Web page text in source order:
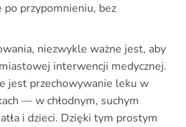
po przypomnieniu, bez
niezwykle ważne jest, aby
interwencji medycznej.
jest przechowywanie leku w
— w chłodnym, suchym
i dzieci. Dzięki tym prostym